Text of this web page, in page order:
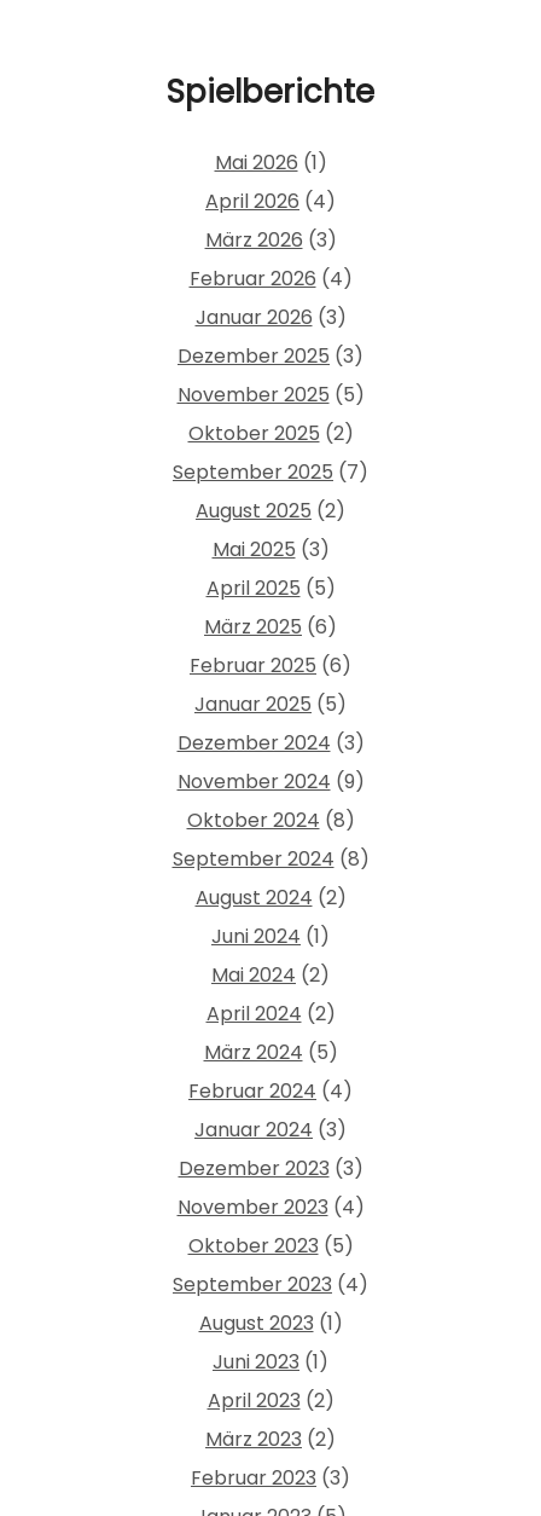
Spielberichte
Mai 2026 (1)
April 2026 (4)
März 2026 (3)
Februar 2026 (4)
Januar 2026 (3)
Dezember 2025 (3)
November 2025 (5)
Oktober 2025 (2)
September 2025 (7)
August 2025 (2)
Mai 2025 (3)
April 2025 (5)
März 2025 (6)
Februar 2025 (6)
Januar 2025 (5)
Dezember 2024 (3)
November 2024 (9)
Oktober 2024 (8)
September 2024 (8)
August 2024 (2)
Juni 2024 (1)
Mai 2024 (2)
April 2024 (2)
März 2024 (5)
Februar 2024 (4)
Januar 2024 (3)
Dezember 2023 (3)
November 2023 (4)
Oktober 2023 (5)
September 2023 (4)
August 2023 (1)
Juni 2023 (1)
April 2023 (2)
März 2023 (2)
Februar 2023 (3)